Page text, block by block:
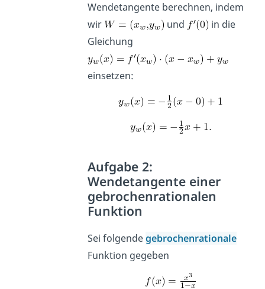
Wendetangente berechnen, indem
wir
und
in die
Gleichung
einsetzen:
Aufgabe 2:
Wendetangente einer
gebrochenrationalen
Funktion
Sei folgendegebrochenrationale
Funktion gegeben